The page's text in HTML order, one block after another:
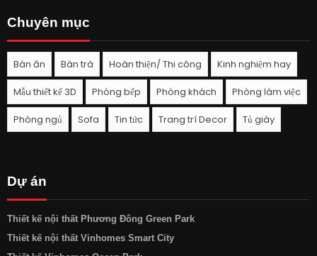
Chuyên mục
Bàn ăn Bàn trà Hoàn thiện/ Thi công Kinh nghiệm hay
Mẫu thiết kế 3D Phòng bếp Phòng khách Phòng làm việc
Phòng ngủ Sofa Tin tức Trang trí Decor Tủ giày
Dự án
Thiết kế nội thất Phương Đông Green Park
Thiết kế nội thất Vinhomes Smart City